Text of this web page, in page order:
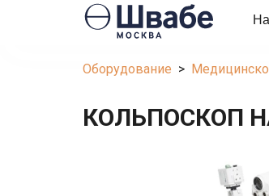
Оборудование
  >
КОЛЬПОСКОП